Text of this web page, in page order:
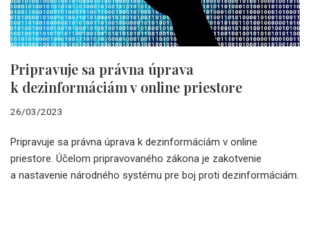
Pripravuje sa právna úprava
k dezinformáciám v online priestore
26/03/2023
Pripravuje sa právna úprava k dezinformáciám v online
priestore. Účelom pripravovaného zákona je zakotvenie
a nastavenie národného systému pre boj proti dezinformáciám.